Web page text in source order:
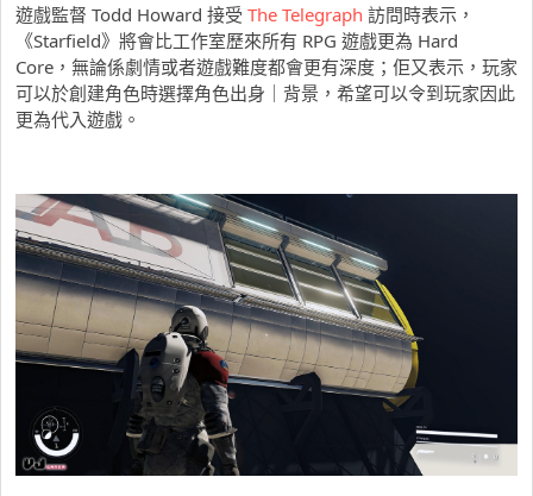
遊戲監督 Todd Howard 接受 The Telegraph 訪問時表示，
《Starfield》將會比工作室歷來所有 RPG 遊戲更為 Hard
Core，無論係劇情或者遊戲難度都會更有深度；佢又表示，玩家
可以於創建角色時選擇角色出身｜背景，希望可以令到玩家因此
更為代入遊戲。